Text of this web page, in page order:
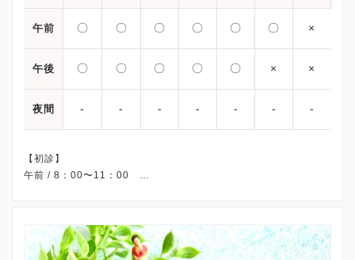
午前 〇 〇 〇 〇 〇 〇 ×
午後 〇 〇 〇 〇 〇 × ×
夜間 - - - - - - -
【初診】
午前 / 8：00〜11：00
※詳細はクリニックHPを確認、または直接お問い合わせくださ